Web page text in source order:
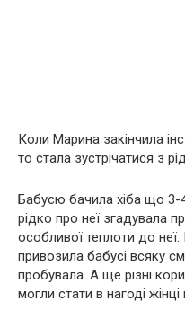
Коли Марина закінчила
то стала зустрічатися з
Бабусю бачила хіба що 3-
рідко про неї згадувала
особливої ​​теплоти до
привозила бабусі всяку
пробувала. А ще різні
могли стати в нагоді жінці